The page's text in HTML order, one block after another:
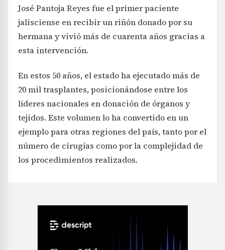
José Pantoja Reyes fue el primer paciente
jalisciense en recibir un riñón donado por su
hermana y vivió más de cuarenta años gracias a
esta intervención.
En estos 50 años, el estado ha ejecutado más de
20 mil trasplantes, posicionándose entre los
líderes nacionales en donación de órganos y
tejidos. Este volumen lo ha convertido en un
ejemplo para otras regiones del país, tanto por el
número de cirugías como por la complejidad de
los procedimientos realizados.